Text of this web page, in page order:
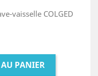
vaisselle COLGED
PANIER